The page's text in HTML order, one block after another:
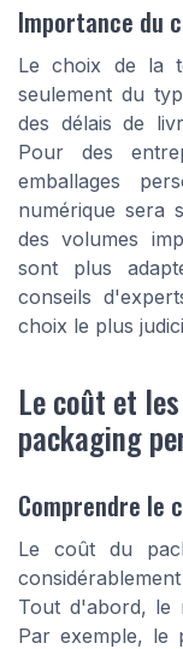
Importance du
Le choix de la
seulement du
des délais de
Pour des
emballages
numérique sera
des volumes
sont plus
conseils
choix le plus
Le coût et
packaging
Comprendre le
Le coût du
Tout d'abord, le
Par exemple, le